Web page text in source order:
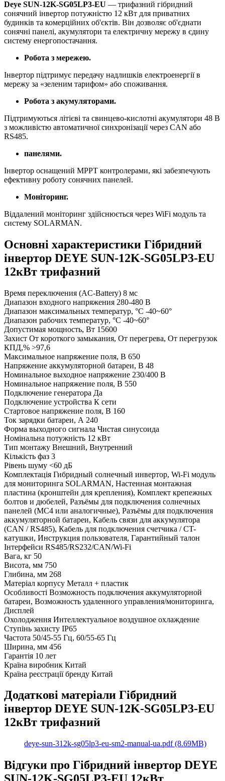
Deye SUN-12K-SG05LP3-EU — трифазний гібридний
сонячний інвертор потужністю 12 кВт для приватних
будинків та комерційних об'єктів. Він дозволяє об'єднати
сонячні панелі, акумулятори та електричну мережу в єдину
систему енергопостачання.
Робота з мережею.
Інвертор підтримує передачу надлишків електроенергії в
мережу за «зеленим тарифом» або споживання.
Робота з акумуляторами.
Підтримуються літієві та свинцево-кислотні акумулятори 48 В
з можливістю автоматичної синхронізації через CAN або
RS485.
панелями.
Інвертор оснащений MPPT контролерами, які забезпечують
ефективну роботу сонячних панелей.
Моніторинг.
Віддалений моніторинг здійснюється через WiFi модуль та
систему SOLARMAN.
Основні характеристики Гібридний
інвертор DEYE SUN-12K-SG05LP3-EU
12кВт трифазний
Время переключения (AC-Battery) 8 мс
Диапазон входного напряжения 280-480 В
Диапазон максимальных температур, °С -40~60°
Диапазон рабочих температур, °С -40~60°
Допустимая мощность, Вт 15600
Захист От короткого замыкания, От перегрева, От перегрузок
КПД,% >97,6
Максимальное напряжение поля, В 650
Напряжение аккумуляторной батареи, В 48
Номинальное выходное напряжение 230/400 В
Номинальное напряжение поля, В 550
Подключение генератора Да
Подключение устройства К сети
Стартовое напряжение поля, В 160
Ток зарядки батареи, А 240
Форма выходного сигнала Чистая синусоида
Номінальна потужність 12 кВт
Тип монтажу Внешний, Внутренний
Кількість фаз 3
Рівень шуму <60 дБ
Комплектація Гибридный солнечный инвертор, Wi-Fi модуль
для мониторинга SOLARMAN, Настенная монтажная
пластина (кронштейн для крепления), Комплект крепежных
болтов и дюбелей, Разъёмы для подключения солнечных
панелей (MC4 или аналогичные), Разъёмы для подключения
аккумуляторной батареи, Кабель связи для аккумулятора
(CAN / RS485), Кабель для подключения счетчика / CT-
катушки, Инструкция пользователя, Гарантийный талон
Інтерфейси RS485/RS232/CAN/Wi-Fi
Вага, кг 50
Висота, мм 750
Глибина, мм 268
Матеріал корпусу Металл + пластик
Особливості Возможность подключения аккумуляторной
батареи, Возможность удаленного управления/мониторинга,
Дисплей
Охолодження Интеллектуальное воздушное охлаждение
Ступінь захисту IP65
Частота 50/45-55 Гц, 60/55-65 Гц
Ширина, мм 456
Гарантія 10 лет
Країна виробник Китай
Країна реєстрації бренду Китай
Додаткові матеріали Гібридний
інвертор DEYE SUN-12K-SG05LP3-EU
12кВт трифазний
deye-sun-312k-sg05lp3-eu-sm2-manual-ua.pdf (8.69MB)
Відгуки про Гібридний інвертор DEYE